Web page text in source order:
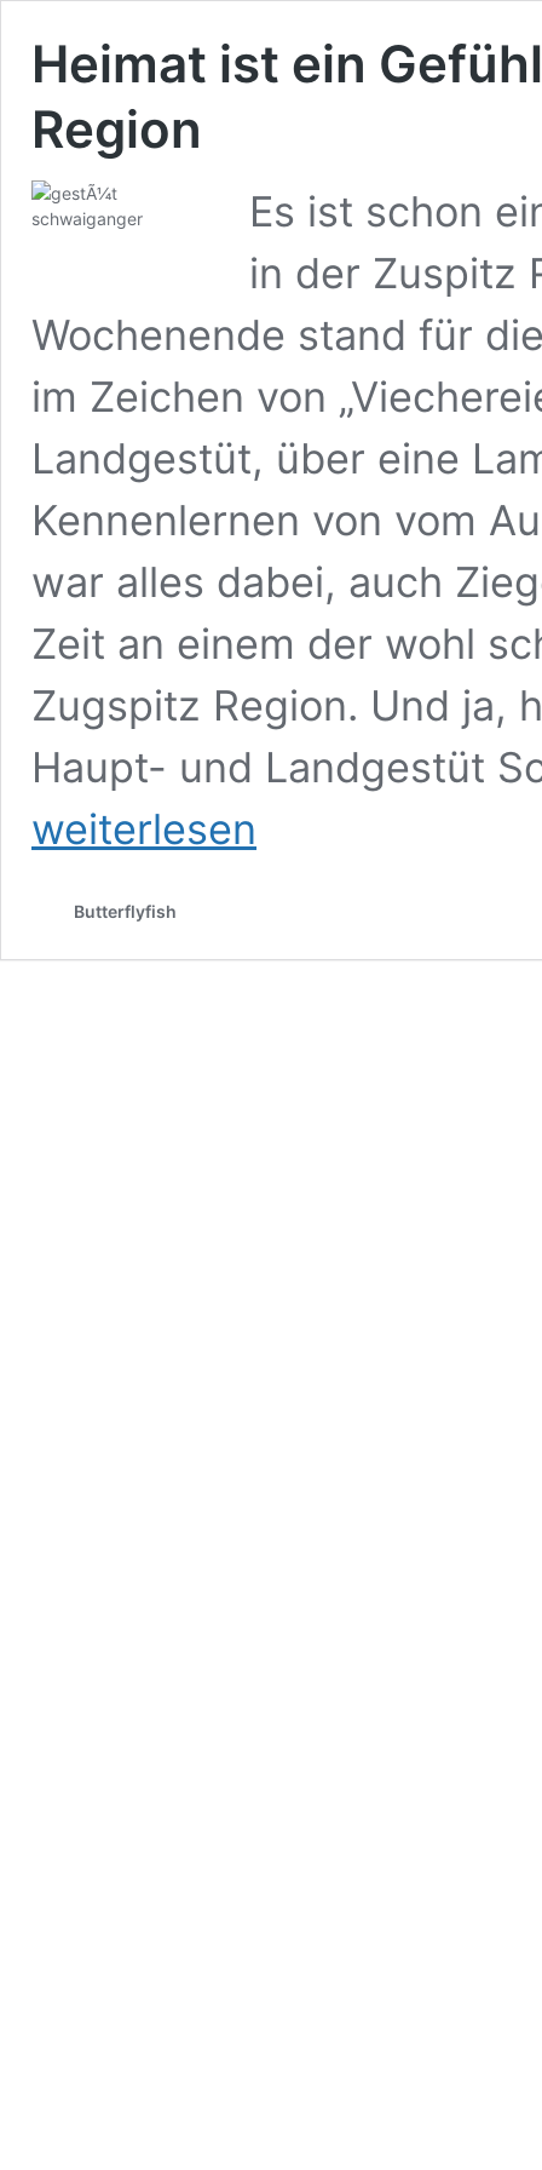
Heimat ist ein
Region
Es ist schon
in der Zuspitz
Wochenende stand für
im Zeichen von
Landgestüt, über eine
Kennenlernen von vom
war alles dabei, auch
Zeit an einem der wohl
Zugspitz Region. Und ja,
Haupt- und Landgestüt
weiterlesen
Butterflyfish